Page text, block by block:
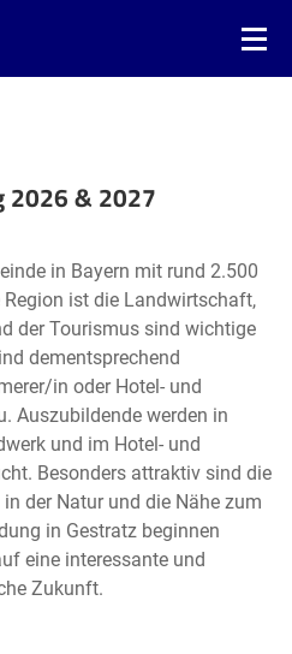
2026 & 2027
Leaflet| ©OpenStreetMap2
in Bayern mit rund 2.500
ist die Landwirtschaft,
der Tourismus sind wichtige
dementsprechend
in oder Hotel- und
Auszubildende werden in
und im Hotel- und
Besonders attraktiv sind die
der Natur und die Nähe zum
in Gestratz beginnen
eine interessante und
Zukunft.